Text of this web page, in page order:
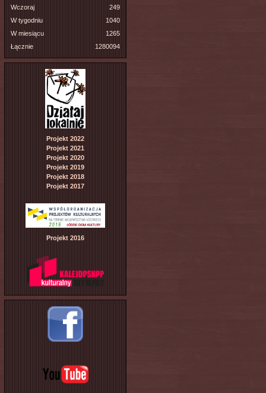
Wczoraj
249
W tygodniu
1040
W miesiącu
1265
Łącznie
1280094
Projekt 2022
Projekt 2021
Projekt 2020
Projekt 2019
Projekt 2018
Projekt 2017
Projekt 2016